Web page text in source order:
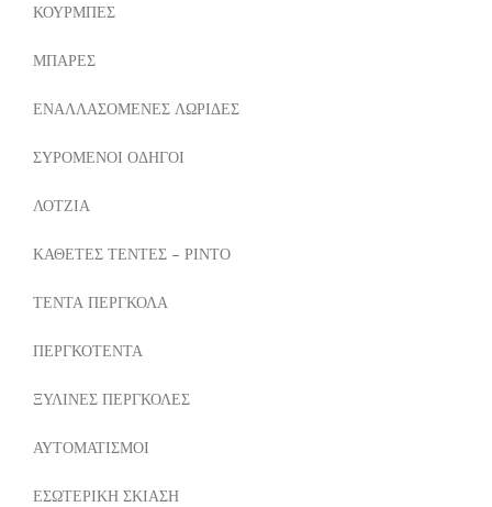
ΚΟΥΡΜΠΕΣ
ΜΠΑΡΕΣ
ΕΝΑΛΛΑΣΟΜΕΝΕΣ ΛΩΡΙΔΕΣ
ΣΥΡΟΜΕΝΟΙ ΟΔΗΓΟΙ
ΛΟΤΖΙΑ
ΚΑΘΕΤΕΣ ΤΕΝΤΕΣ – ΡΙΝΤΟ
ΤΕΝΤΑ ΠΕΡΓΚΟΛΑ
ΠΕΡΓΚΟΤΕΝΤΑ
ΞΥΛΙΝΕΣ ΠΕΡΓΚΟΛΕΣ
ΑΥΤΟΜΑΤΙΣΜΟΙ
ΕΣΩΤΕΡΙΚΗ ΣΚΙΑΣΗ